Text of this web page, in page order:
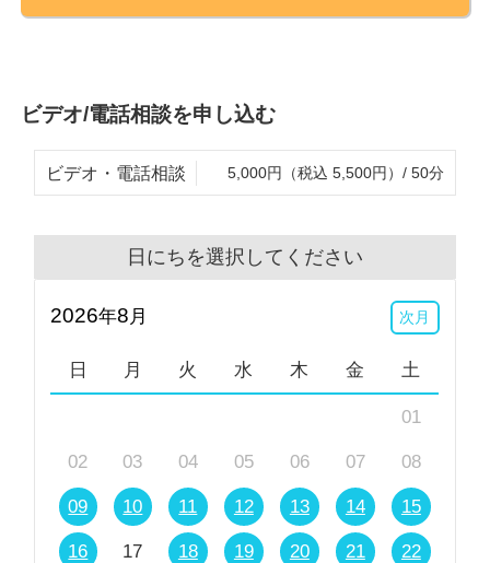
ビデオ/電話相談を申し込む
ビデオ・電話相談 5,000円（税込 5,500円）/ 50分
日にちを選択してください
2026年8 月 次月
日 月 火 水 木 金 土
01
02 03 04 05 06 07 08
09 10 11 12 13 14 15
16 17 18 19 20 21 22